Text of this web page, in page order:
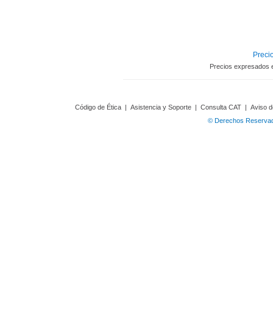
Precios expresados
Código de Ética | Asistencia y Soporte | Consulta CAT | Aviso
© Derechos